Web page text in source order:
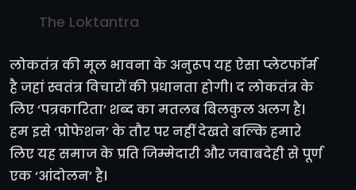
The Loktantra
लोकतंत्र की मूल भावना के अनुरूप यह ऐसा प्लेटफॉर्म
है जहां स्वतंत्र विचारों की प्रधानता होगी। द लोकतंत्र के
लिए ‘पत्रकारिता’ शब्द का मतलब बिलकुल अलग है।
हम इसे ‘प्रोफेशन’ के तौर पर नहीं देखते बल्कि हमारे
लिए यह समाज के प्रति जिम्मेदारी और जवाबदेही से पूर्ण
एक ‘आंदोलन’ है।